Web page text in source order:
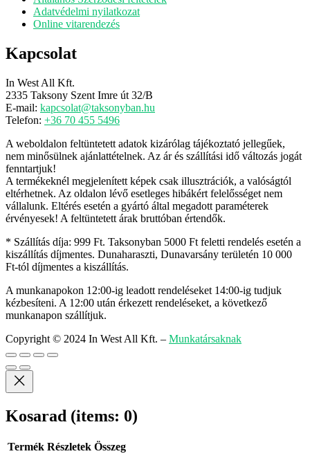
Adatvédelmi nyilatkozat
Online vitarendezés
Kapcsolat
In West All Kft.
2335 Taksony Szent Imre út 32/B
E-mail: kapcsolat@taksonyban.hu
Telefon: +36 70 455 5496
A weboldalon feltüntetett adatok kizárólag tájékoztató jellegűek,
nem minősülnek ajánlattételnek. Az ár és szállítási idő változás jogát
fenntartjuk!
A termékeknél megjelenített képek csak illusztrációk, a valóságtól
eltérhetnek. Az oldalon lévő esetleges hibákért felelősséget nem
vállalunk. Eltérés esetén a gyártó által megadott paraméterek
érvényesek! A feltüntetett árak bruttóban értendők.
* Szállítás díja: 999 Ft. Taksonyban 5000 Ft feletti rendelés esetén a
kiszállítás díjmentes. Dunaharaszti, Dunavarsány területén 10 000
Ft-tól díjmentes a kiszállítás.
A munkanapokon 12:00-ig leadott rendeléseket 14:00-ig tudjuk
kézbesíteni. A 12:00 után érkezett rendeléseket, a következő
munkanapon szállítjuk.
Copyright © 2024 In West All Kft. – Munkatársaknak
Kosarad (items: 0)
Termék Részletek Összeg